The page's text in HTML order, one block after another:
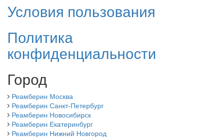
Условия пользования
Политика
конфиденциальности
Город
Реамберин Москва
Реамберин Санкт-Петербург
Реамберин Новосибирск
Реамберин Екатеринбург
Реамберин Нижний Новгород